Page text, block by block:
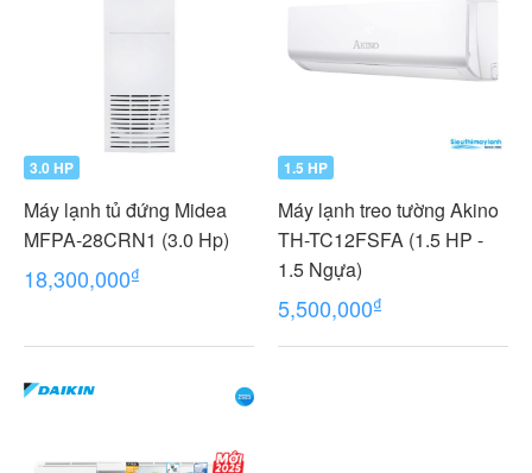
3.0 HP
Máy lạnh tủ đứng Midea
MFPA-28CRN1 (3.0 Hp)
18,300,000₫
1.5 HP
Máy lạnh treo tường Akino
TH-TC12FSFA (1.5 HP -
1.5 Ngựa)
5,500,000₫